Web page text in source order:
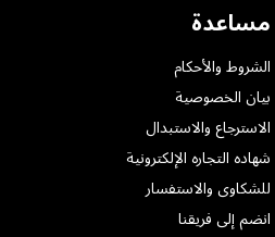
مساعدة
الشروط والأحكام
بيان الخصوصية
الاسترجاع والاستبدال
شهاده التجاره الإلكترونية
للشكاوى والاستفسار
انضم إلى فريقنا